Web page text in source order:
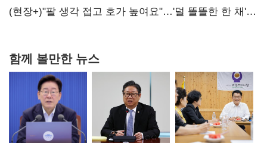
숙제
(현장+)"팔 생각 접고 호가 높여요"…'덜 똘똘한 한 채'
함께 볼만한 뉴스